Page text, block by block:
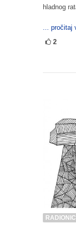
hladnog
... pročitaj
2